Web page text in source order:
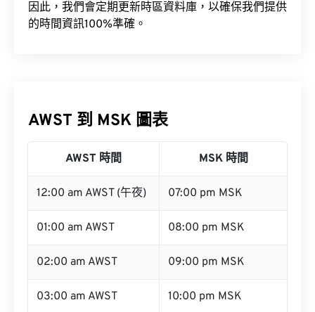
因此，我們會定期更新時區資料庫，以確保我們提供
的時間資訊100%準確。
AWST 到 MSK 圖表
AWST 時間 MSK 時間
12:00 am AWST (午夜) 07:00 pm MSK
01:00 am AWST 08:00 pm MSK
02:00 am AWST 09:00 pm MSK
03:00 am AWST 10:00 pm MSK